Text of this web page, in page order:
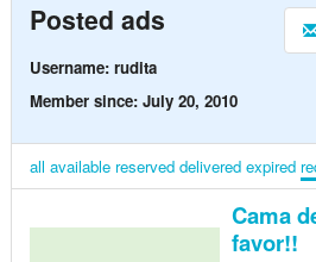
Posted ads
Username: rudita
Member since: July 20, 2010
all available reserved delivered expired
Cama
favor!!